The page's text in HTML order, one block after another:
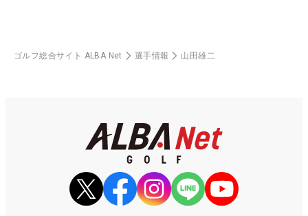
ゴルフ総合サイト ALBA Net 選手情報 山田雄二